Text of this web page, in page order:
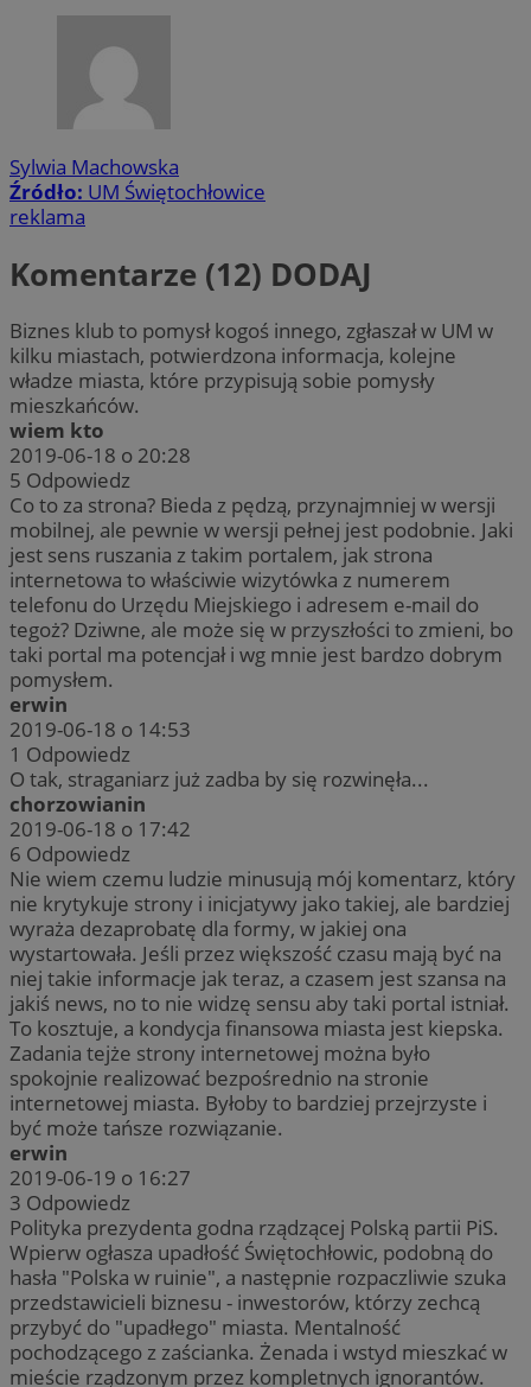
Sylwia Machowska
Źródło: UM Świętochłowice
reklama
Komentarze (12) DODAJ
Biznes klub to pomysł kogoś innego, zgłaszał w UM w
kilku miastach, potwierdzona informacja, kolejne
władze miasta, które przypisują sobie pomysły
mieszkańców.
wiem kto
2019-06-18 o 20:28
5 Odpowiedz
Co to za strona? Bieda z pędzą, przynajmniej w wersji
mobilnej, ale pewnie w wersji pełnej jest podobnie. Jaki
jest sens ruszania z takim portalem, jak strona
internetowa to właściwie wizytówka z numerem
telefonu do Urzędu Miejskiego i adresem e-mail do
tegoż? Dziwne, ale może się w przyszłości to zmieni, bo
taki portal ma potencjał i wg mnie jest bardzo dobrym
pomysłem.
erwin
2019-06-18 o 14:53
1 Odpowiedz
O tak, straganiarz już zadba by się rozwinęła...
chorzowianin
2019-06-18 o 17:42
6 Odpowiedz
Nie wiem czemu ludzie minusują mój komentarz, który
nie krytykuje strony i inicjatywy jako takiej, ale bardziej
wyraża dezaprobatę dla formy, w jakiej ona
wystartowała. Jeśli przez większość czasu mają być na
niej takie informacje jak teraz, a czasem jest szansa na
jakiś news, no to nie widzę sensu aby taki portal istniał.
To kosztuje, a kondycja finansowa miasta jest kiepska.
Zadania tejże strony internetowej można było
spokojnie realizować bezpośrednio na stronie
internetowej miasta. Byłoby to bardziej przejrzyste i
być może tańsze rozwiązanie.
erwin
2019-06-19 o 16:27
3 Odpowiedz
Polityka prezydenta godna rządzącej Polską partii PiS.
Wpierw ogłasza upadłość Świętochłowic, podobną do
hasła "Polska w ruinie", a następnie rozpaczliwie szuka
przedstawicieli biznesu - inwestorów, którzy zechcą
przybyć do "upadłego" miasta. Mentalność
pochodzącego z zaścianka. Żenada i wstyd mieszkać w
mieście rządzonym przez kompletnych ignorantów.